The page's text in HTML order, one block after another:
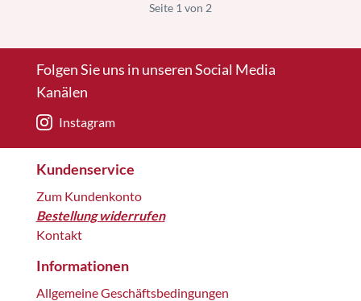
Seite 1 von 2
Folgen Sie uns in unseren Social Media
Kanälen
Instagram
Kundenservice
Zum Kundenkonto
Bestellung widerrufen
Kontakt
Informationen
Allgemeine Geschäftsbedingungen